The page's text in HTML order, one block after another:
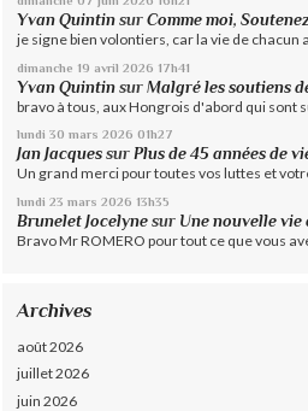
Yvan Quintin surComme moi,
je signe bien volontiers, car la vie de chacun
dimanche 19 avril 2026 17h41
Yvan Quintin surMalgré les soutiens
bravo à tous, aux Hongrois d'abord qui sont
lundi 30 mars 2026 01h27
Jan Jacques surPlus de 45 années de
Un grand merci pour toutes vos luttes et
lundi 23 mars 2026 13h35
Brunelet Jocelyne sur Une nouvelle vie
Bravo Mr ROMERO pour tout ce que vous
Archives
août 2026
juillet 2026
juin 2026